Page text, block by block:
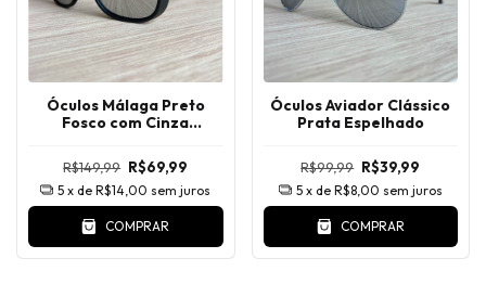
Óculos Málaga Preto
Fosco com Cinza
R$149,99 R$69,99
5 x deR$14,00 sem juros
COMPRAR
Óculos Aviador Clássico
Prata Espelhado
R$99,99 R$39,99
5 x de R$8,00 sem juros
COMPRAR